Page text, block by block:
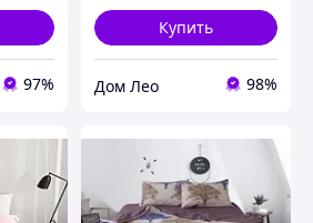
97%
Купить
Дом Лео 98%